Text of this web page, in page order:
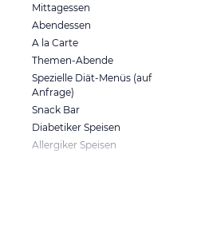
Mittagessen
Abendessen
A la Carte
Themen-Abende
Spezielle Diät-Menüs (auf
Anfrage)
Snack Bar
Diabetiker Speisen
Allergiker Speisen